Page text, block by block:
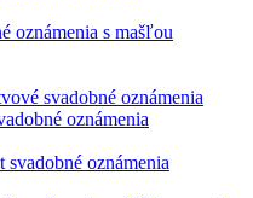
oznámenia s mašľou
svadobné oznámenia
oznámenia
svadobné oznámenia